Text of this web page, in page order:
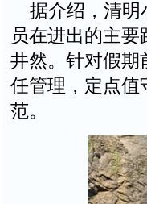
据介绍，清明
员在进出的主
井然。针对假期
任管理，定点值
范。